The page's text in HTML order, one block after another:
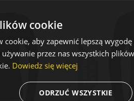
cookie
cookie, aby zapewnić lepszą
przez nas wszystkich
Dowiedz się więcej
ODRZUĆ WSZYSTKIE